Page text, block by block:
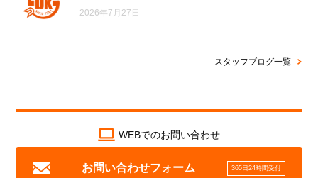
2026年7月27日
スタッフブログ一覧
WEBでのお問い合わせ
お問い合わせフォーム 365日24時間受付